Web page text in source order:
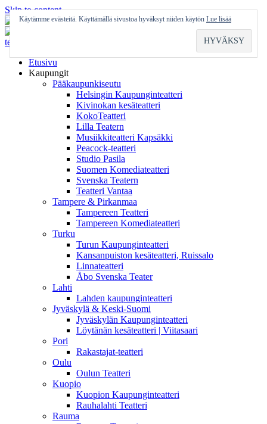
Skip to content
Etusivu
Kaupungit
Pääkaupunkiseutu
Helsingin Kaupunginteatteri
Kivinokan kesäteatteri
KokoTeatteri
Lilla Teatern
Musiikkiteatteri Kapsäkki
Peacock-teatteri
Studio Pasila
Suomen Komediateatteri
Svenska Teatern
Teatteri Vantaa
Tampere & Pirkanmaa
Tampereen Teatteri
Tampereen Komediateatteri
Turku
Turun Kaupunginteatteri
Kansanpuiston kesäteatteri, Ruissalo
Linnateatteri
Åbo Svenska Teater
Lahti
Lahden kaupunginteatteri
Jyväskylä & Keski-Suomi
Jyväskylän Kaupunginteatteri
Löytänän kesäteatteri | Viitasaari
Pori
Rakastajat-teatteri
Oulu
Oulun Teatteri
Kuopio
Kuopion Kaupunginteatteri
Rauhalahti Teatteri
Rauma
Käytämme evästeitä. Käyttämällä sivustoa hyväksyt niiden käytön Lue lisää